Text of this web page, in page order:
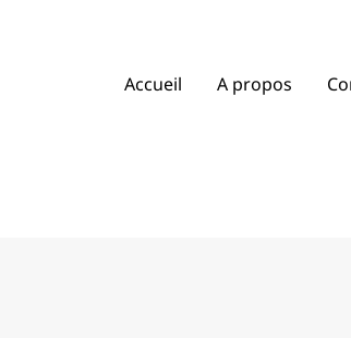
Accueil A propos